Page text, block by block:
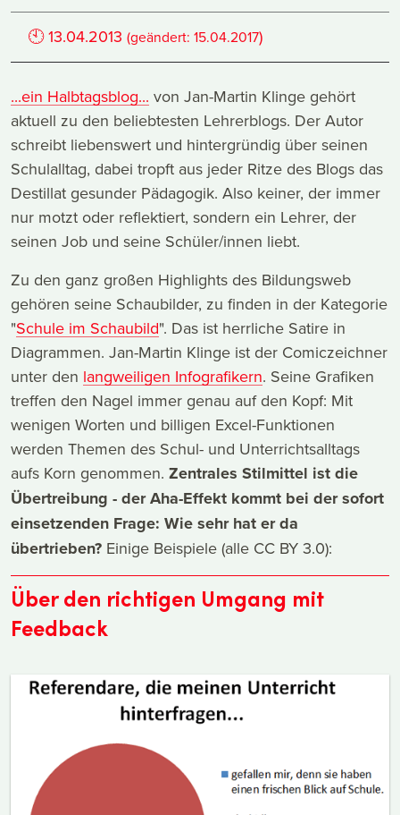
🕙13.04.2013 (geändert:15.04.2017)
...ein Halbtagsblog... von Jan-Martin Klinge gehört
aktuell zu den beliebtesten Lehrerblogs. Der Autor
schreibt liebenswert und hintergründig über seinen
Schulalltag, dabei tropft aus jeder Ritze des Blogs das
Destillat gesunder Pädagogik. Also keiner, der immer
nur motzt oder reflektiert, sondern ein Lehrer, der
seinen Job und seine Schüler/innen liebt.
Zu den ganz großen Highlights des Bildungsweb
gehören seine Schaubilder, zu finden in der Kategorie
"Schule im Schaubild". Das ist herrliche Satire in
Diagrammen. Jan-Martin Klinge ist der Comiczeichner
unter den langweiligen Infografikern. Seine Grafiken
treffen den Nagel immer genau auf den Kopf: Mit
wenigen Worten und billigen Excel-Funktionen
werden Themen des Schul- und Unterrichtsalltags
aufs Korn genommen. Zentrales Stilmittel ist die
Übertreibung - der Aha-Effekt kommt bei der sofort
einsetzenden Frage: Wie sehr hat er da
übertrieben? Einige Beispiele (alle CC BY 3.0):
Über den richtigen Umgang mit
Feedback